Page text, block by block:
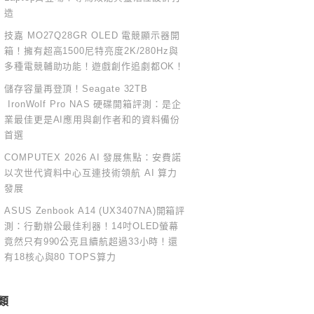
造
技嘉 MO27Q28GR OLED 電競顯示器開
箱！擁有超高1500尼特亮度2K/280Hz與
多種電競輔助功能！遊戲創作追劇都OK！
儲存容量再登頂！Seagate 32TB
IronWolf Pro NAS 硬碟開箱評測：是企
業最佳更是AI應用與創作者和的資料備份
首選
COMPUTEX 2026 AI 發展焦點：安費諾
以次世代資料中心互連技術領航 AI 算力
發展
ASUS Zenbook A14 (UX3407NA)開箱評
測：行動辦公最佳利器！14吋OLED螢幕
竟然只有990公克且續航超過33小時！還
有18核心與80 TOPS算力